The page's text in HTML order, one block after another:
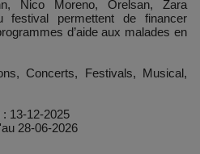
Nico Moreno, Orelsan, Zara
festival permettent de financer
d’aide aux malades en
Concerts, Festivals, Musical,
13-12-2025
28-06-2026